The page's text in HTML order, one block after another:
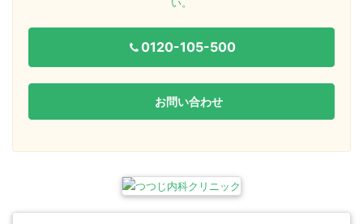
い。
0120-105-500
お問い合わせ